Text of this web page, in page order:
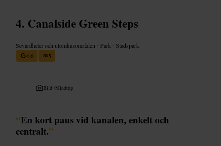
Canalside Green Steps
Sevärdheter och utomhusområden • Park • Stadspark
4,6
5
Bild /Mindtrip
“En kort paus vid kanalen, enkelt och
centralt.”